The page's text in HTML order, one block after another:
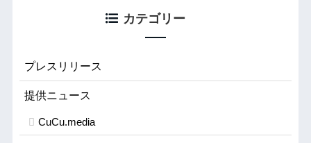
カテゴリー
プレスリリース
提供ニュース
CuCu.media